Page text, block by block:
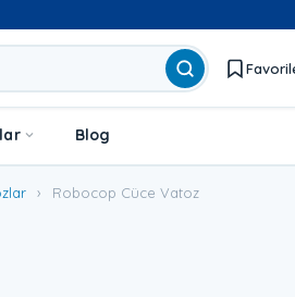
Blog
› Robocop Cüce Vatoz